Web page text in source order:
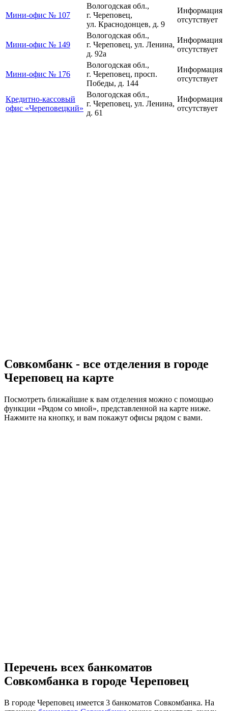
Мини-офис № 107
Вологодская обл.,
г. Череповец,
ул. Краснодонцев, д. 9
Информация
отсутствует
Мини-офис № 149
Вологодская обл.,
г. Череповец, ул. Ленина,
д. 92а
Информация
отсутствует
Мини-офис № 176
Вологодская обл.,
г. Череповец, просп.
Победы, д. 144
Информация
отсутствует
Кредитно-кассовый
офис «Череповецкий»
Вологодская обл.,
г. Череповец, ул. Ленина,
д. 61
Информация
отсутствует
Совкомбанк - все отделения в городе
Череповец на карте
Посмотреть ближайшие к вам отделения можно с помощью
функции «Рядом со мной», представленной на карте ниже.
Нажмите на кнопку, и вам покажут офисы рядом с вами.
Перечень всех банкоматов
Совкомбанка в городе Череповец
В городе Череповец имеется 3 банкоматов Совкомбанка. На